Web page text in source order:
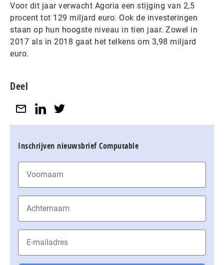
Voor dit jaar verwacht Agoria een stijging van 2,5
procent tot 129 miljard euro. Ook de investeringen
staan op hun hoogste niveau in tien jaar. Zowel in
2017 als in 2018 gaat het telkens om 3,98 miljard
euro.
Deel
Inschrijven nieuwsbrief Computable